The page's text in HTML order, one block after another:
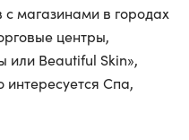
с магазинами в городах
центры,
или Beautiful Skin»,
интересуется Спа,